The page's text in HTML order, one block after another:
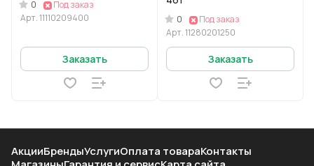
0
Под заказ
Арт.11110209400
Заказать
0
Под заказ
Арт.11280201250
Заказать
АкцииБрендыУслугиОплата товараКонтакты